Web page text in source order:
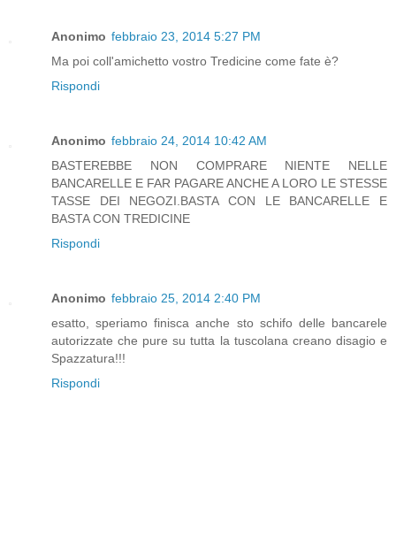
Anonimo febbraio 23, 2014 5:27 PM
Ma poi coll'amichetto vostro Tredicine come fate è?
Rispondi
Anonimo febbraio 24, 2014 10:42 AM
BASTEREBBE NON COMPRARE NIENTE NELLE
BANCARELLE E FAR PAGARE ANCHE A LORO LE STESSE
TASSE DEI NEGOZI.BASTA CON LE BANCARELLE E
BASTA CON TREDICINE
Rispondi
Anonimo febbraio 25, 2014 2:40 PM
esatto, speriamo finisca anche sto schifo delle bancarele
autorizzate che pure su tutta la tuscolana creano disagio e
Spazzatura!!!
Rispondi